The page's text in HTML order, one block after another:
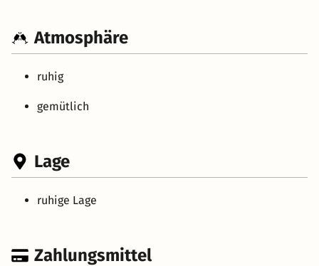
Atmosphäre
ruhig
gemütlich
Lage
ruhige Lage
Zahlungsmittel